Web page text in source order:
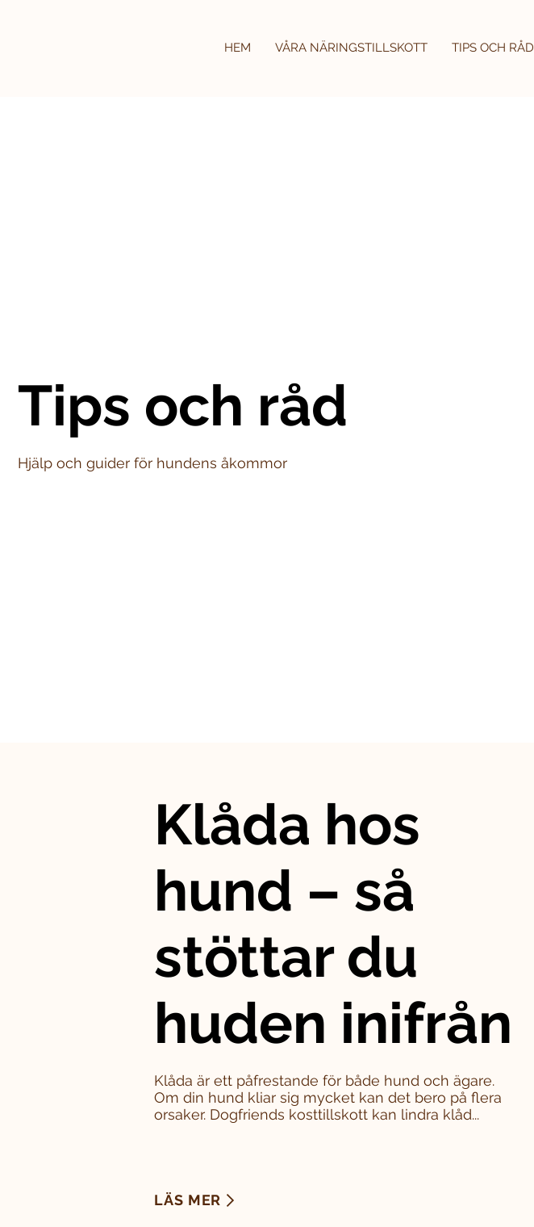
HEM VÅRA NÄRINGSTILLSKOTT TIPS OCH RÅD
Tips och råd
Hjälp och guider för hundens åkommor
Klåda hos
hund – så
stöttar du
huden inifrån
Klåda är ett påfrestande för både hund och ägare.
Om din hund kliar sig mycket kan det bero på flera
orsaker. Dogfriends kosttillskott kan lindra klåd...
LÄS MER